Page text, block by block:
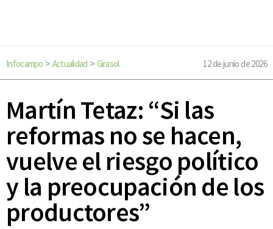
Infocampo > Actualidad > Girasol 12 de junio de 2026
Martín Tetaz: “Si las
reformas no se hacen,
vuelve el riesgo político
y la preocupación de los
productores”